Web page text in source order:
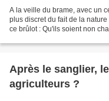
A la veille du brame, avec un
plus discret du fait de la
ce brûlot : Qu'ils soient non
Après le sanglier,
agriculteurs ?